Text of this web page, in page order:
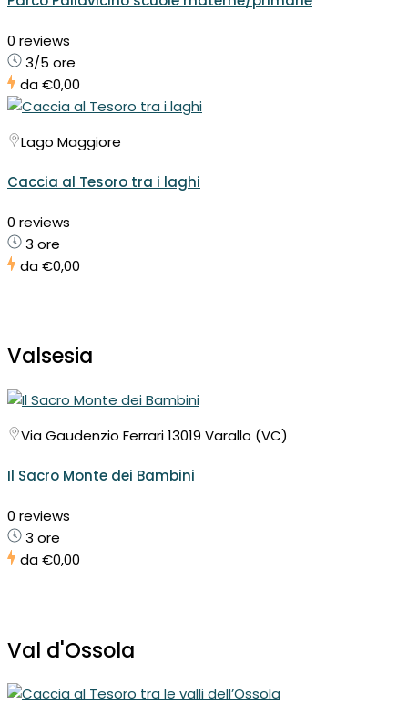
0 reviews
3/5 ore
da€0,00
Lago Maggiore
Caccia al Tesoro tra i laghi
0 reviews
3 ore
da€0,00
Valsesia
Via Gaudenzio Ferrari 13019 Varallo (VC)
Il Sacro Monte dei Bambini
0 reviews
3 ore
da€0,00
Val d'Ossola